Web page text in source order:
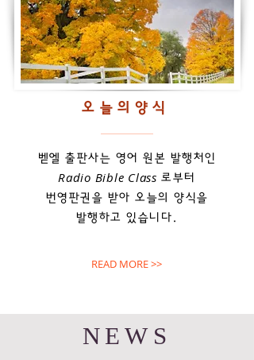
오늘의양식
​벧엘 출판사는 영어 원본 발행처인
Radio Bible Class 로부터
번영판권을 받아 오늘의 양식을
발행하고 있습니다.
READ MORE >>
NEWS